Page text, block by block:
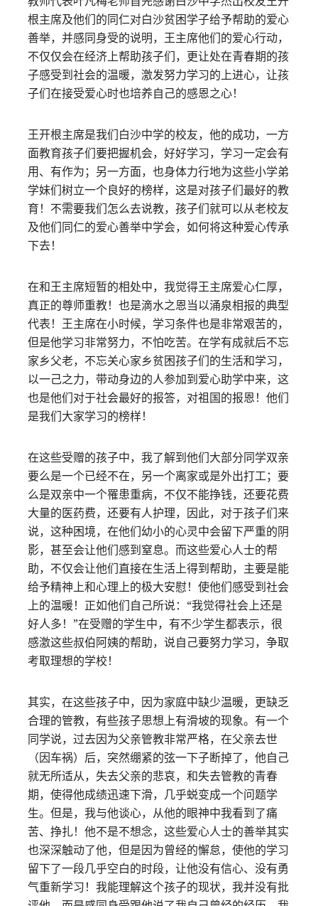
根主席及他们的同仁对白沙贫困学子给予帮助的爱心
善举，并感同身受的说明，王主席他们的爱心行动，
不仅仅会在经济上帮助孩子们，更让处在青春期的孩
子感受到社会的温暖，激发努力学习的上进心，让孩
子们在接受爱心时也培养自己的感恩之心！
王开根主席是我们白沙中学的校友，他的成功，一方
面教育孩子们要把握机会，好好学习，学习一定会有
用、有作为；另一方面，也身体力行地为这些小学弟
学妹们树立一个良好的榜样，这是对孩子们最好的教
育！不需要我们怎么去说教，孩子们就可以从老校友
及他们同仁的爱心善举中学会，如何将这种爱心传承
下去！
在和王主席短暂的相处中，我觉得王主席爱心仁厚，
真正的尊师重教！也是滴水之恩当以涌泉相报的典型
代表！王主席在小时候，学习条件也是非常艰苦的，
但是他学习非常努力，不怕吃苦。在学有成就后不忘
家乡父老，不忘关心家乡贫困孩子们的生活和学习，
以一己之力，带动身边的人参加到爱心助学中来，这
也是他们对于社会最好的报答，对祖国的报恩！他们
是我们大家学习的榜样！
在这些受赠的孩子中，我了解到他们大部分同学双亲
要么是一个已经不在，另一个离家或是外出打工；要
么是双亲中一个罹患重病，不仅不能挣钱，还要花费
大量的医药费，还要有人护理，因此，对于孩子们来
说，这种困境，在他们幼小的心灵中会留下严重的阴
影，甚至会让他们感到窒息。而这些爱心人士的帮
助，不仅会让他们直接在生活上得到帮助，主要是能
给予精神上和心理上的极大安慰！使他们感受到社会
上的温暖！正如他们自己所说：“我觉得社会上还是
好人多！”在受赠的学生中，有不少学生都表示，很
感激这些叔伯阿姨的帮助，说自己要努力学习，争取
考取理想的学校！
其实，在这些孩子中，因为家庭中缺少温暖，更缺乏
合理的管教，有些孩子思想上有滑坡的现象。有一个
同学说，过去因为父亲管教非常严格，在父亲去世
（因车祸）后，突然绷紧的弦一下子断掉了，他自己
就无所适从，失去父亲的悲哀，和失去管教的青春
期，使得他成绩迅速下滑，几乎蜕变成一个问题学
生。但是，我与他谈心，从他的眼神中我看到了痛
苦、挣扎！他不是不想念，这些爱心人士的善举其实
也深深触动了他，但是因为曾经的懈怠，使他的学习
留下了一段几乎空白的时段，让他没有信心、没有勇
气重新学习！我能理解这个孩子的现状，我并没有批